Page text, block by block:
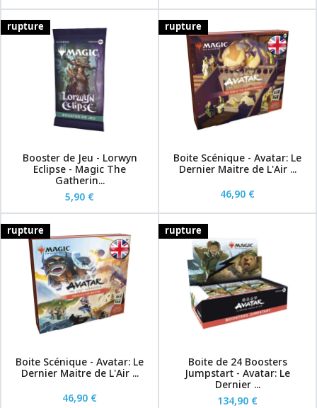
rupture
Booster de Jeu - Lorwyn
Eclipse - Magic The
Gatherin...
5,90 €
rupture
Boite Scénique - Avatar: Le
Dernier Maitre de L'Air ...
46,90 €
rupture
Boite Scénique - Avatar: Le
Dernier Maitre de L'Air ...
46,90 €
rupture
Boite de 24 Boosters
Jumpstart - Avatar: Le
Dernier ...
134,90 €